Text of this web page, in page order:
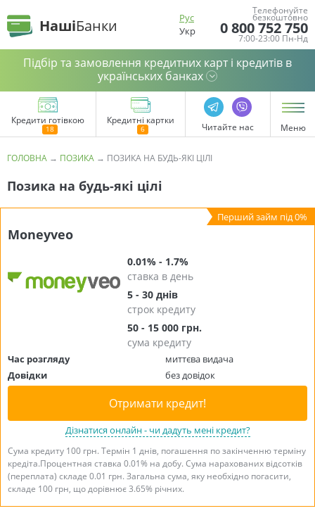
НашіБанки
Рус
Укр
Телефонуйте
безкоштовно
0 800 752 750
7:00-23:00 Пн-Нд
Підбір та замовлення кредитних карт і кредитів в
українських банках
Кредити готівкою Кредитні картки
Читайте нас Меню
ГОЛОВНА → ПОЗИКА → ПОЗИКА НА БУДЬ-ЯКІ ЦІЛІ
Позика на будь-які цілі
Moneyveo
0.01% - 1.7%
ставка в день
5 - 30 днів
строк кредиту
50 - 15 000 грн.
сума кредиту
Час розгляду
миттєва видача
Довідки
без довідок
Отримати кредит!
Дізнатися онлайн - чи дадуть мені кредит?
Сума кредиту 100 грн. Термін 1 днів, погашення по закінченню терміну
кредіта.Процентная ставка 0.01% на добу. Сума нарахованих відсотків
(переплата) складе 0.01 грн. Загальна сума, яку необхідно погасити,
складе 100 грн, що дорівнює 3.65% річних.